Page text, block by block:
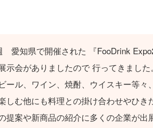
愛知県で開催された 『FooDrink
示会がありましたので 行ってきました。
ール、ワイン、焼酎、ウイスキー等
しむ他にも料理との掛け合わせやひ
提案や新商品の紹介に多くの企業が